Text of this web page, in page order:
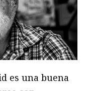
es una buena